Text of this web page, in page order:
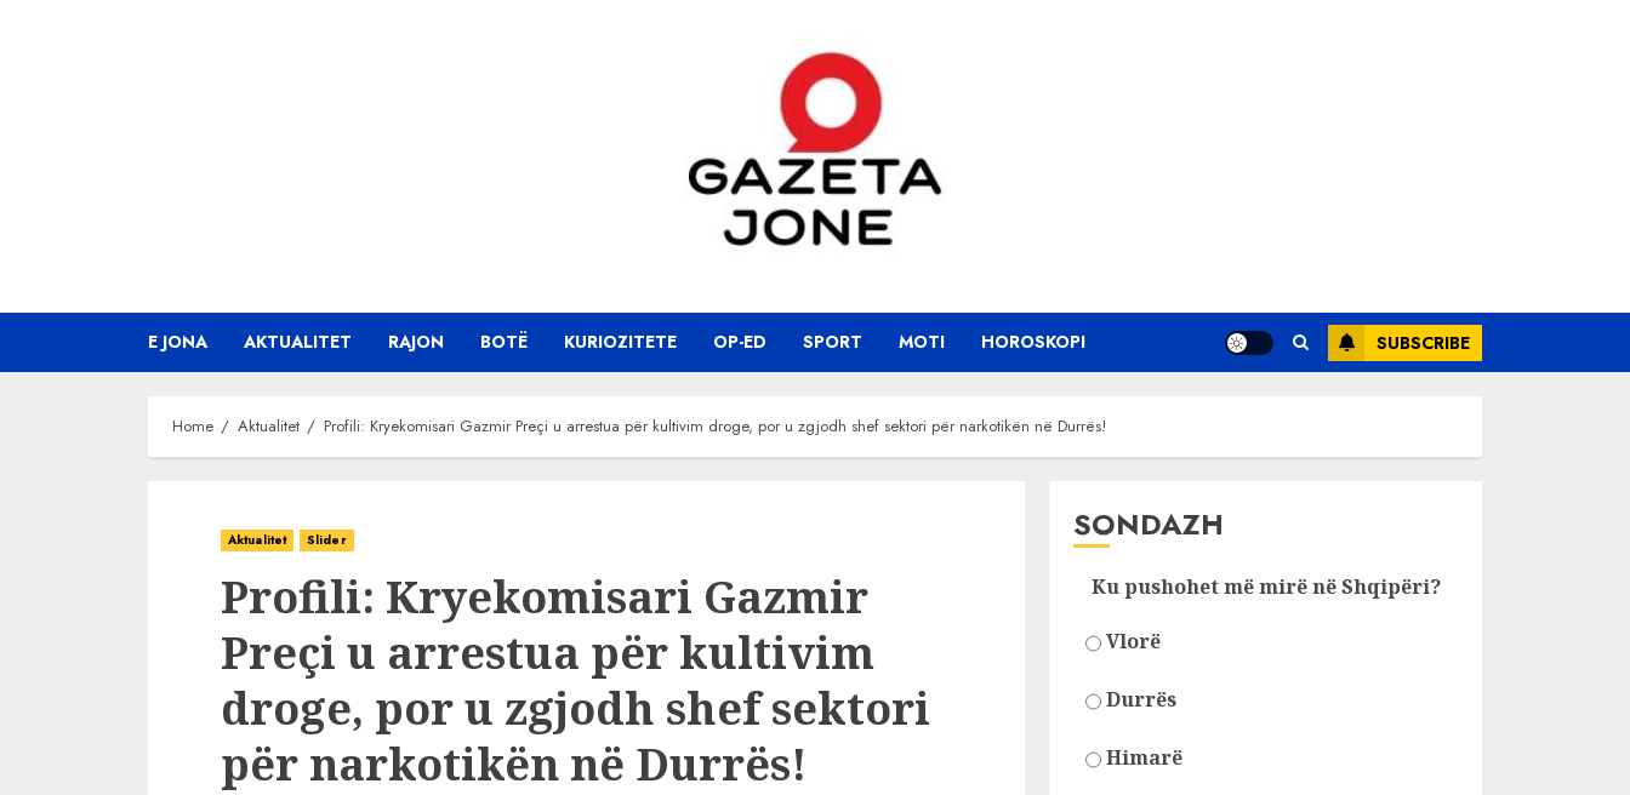
E JONA AKTUALITET RAJON BOTË KURIOZITETE OP-ED SPORT MOTI HOROSKOPI SUBSCRIBE
Home Aktualitet Profili: Kryekomisari Gazmir Preçi u arrestua për kultivim droge, por u zgjodh shef sektori për narkotikën në Durrës!
Aktualitet Slider
Profili: Kryekomisari Gazmir
Preçi u arrestua për kultivim
droge, por u zgjodh shef sektori
për narkotikën në Durrës!
SONDAZH
Ku pushohet më mirë në Shqipëri?
Vlorë
Durrës
Himarë